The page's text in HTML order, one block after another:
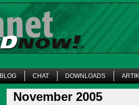
BLOG CHAT DOWNLOADS
November 2005